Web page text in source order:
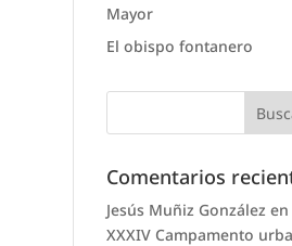
Mayor
El obispo fontanero
Comentarios
Jesús Muñiz González en
XXXIV Campamento